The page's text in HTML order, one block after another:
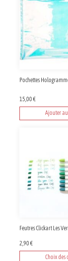
Pochettes
15,00€
Ajouter
Feutres Clickart Les
2,90€
Choix des